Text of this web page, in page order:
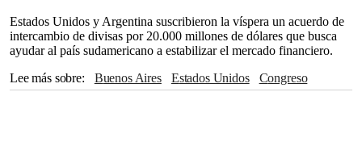
Estados Unidos y Argentina suscribieron la víspera un acuerdo de
intercambio de divisas por 20.000 millones de dólares que busca
ayudar al país sudamericano a estabilizar el mercado financiero.
Lee más sobre
Buenos Aires Estados Unidos
Congreso